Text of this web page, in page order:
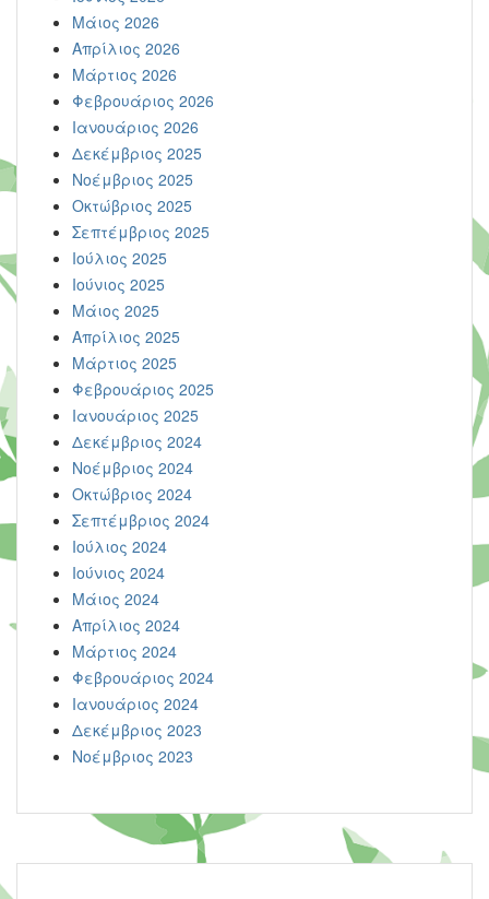
Μάιος 2026
Απρίλιος 2026
Μάρτιος 2026
Φεβρουάριος 2026
Ιανουάριος 2026
Δεκέμβριος 2025
Νοέμβριος 2025
Οκτώβριος 2025
Σεπτέμβριος 2025
Ιούλιος 2025
Ιούνιος 2025
Μάιος 2025
Απρίλιος 2025
Μάρτιος 2025
Φεβρουάριος 2025
Ιανουάριος 2025
Δεκέμβριος 2024
Νοέμβριος 2024
Οκτώβριος 2024
Σεπτέμβριος 2024
Ιούλιος 2024
Ιούνιος 2024
Μάιος 2024
Απρίλιος 2024
Μάρτιος 2024
Φεβρουάριος 2024
Ιανουάριος 2024
Δεκέμβριος 2023
Νοέμβριος 2023